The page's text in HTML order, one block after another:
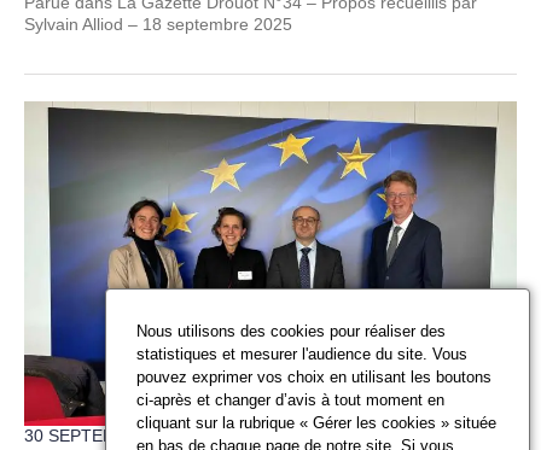
Sylvain Alliod – 18 septembre 2025
30 SEPTEMBRE 2025
Nous utilisons des cookies pour réaliser des
statistiques et mesurer l'audience du site. Vous
pouvez exprimer vos choix en utilisant les boutons
ci-après et changer d’avis à tout moment en
cliquant sur la rubrique « Gérer les cookies » située
en bas de chaque page de notre site. Si vous